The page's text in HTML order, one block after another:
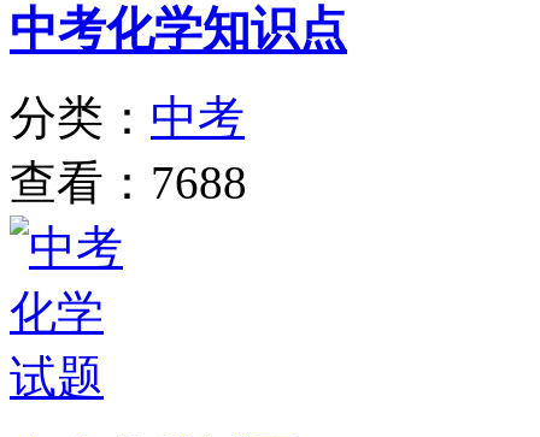
中考化学知识点
分类： 中考
查看：7688